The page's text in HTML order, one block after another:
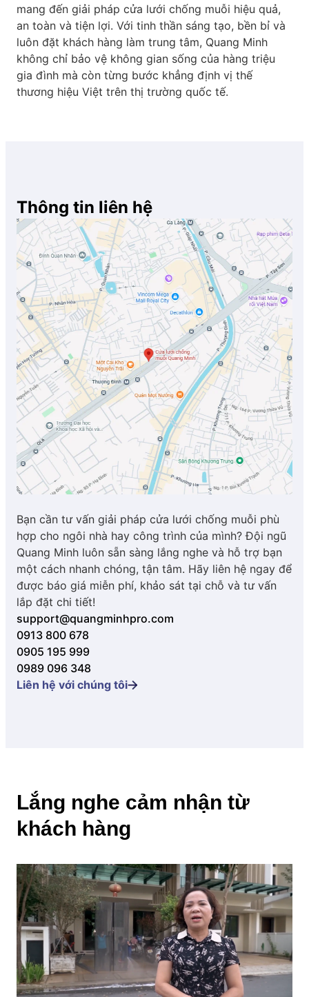
mang đến giải pháp cửa lưới chống muỗi hiệu quả,
an toàn và tiện lợi. Với tinh thần sáng tạo, bền bỉ và
luôn đặt khách hàng làm trung tâm, Quang Minh
không chỉ bảo vệ không gian sống của hàng triệu
gia đình mà còn từng bước khẳng định vị thế
thương hiệu Việt trên thị trường quốc tế.
Thông tin liên hệ
Bạn cần tư vấn giải pháp cửa lưới chống muỗi phù
hợp cho ngôi nhà hay công trình của mình? Đội ngũ
Quang Minh luôn sẵn sàng lắng nghe và hỗ trợ bạn
một cách nhanh chóng, tận tâm. Hãy liên hệ ngay để
được báo giá miễn phí, khảo sát tại chỗ và tư vấn
lắp đặt chi tiết!
support@quangminhpro.com
0913 800 678
0905 195 999
0989 096 348
Liên hệ với chúng tôi
Lắng nghe cảm nhận từ
khách hàng